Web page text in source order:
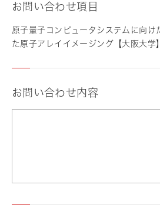
お問い合わせ項目
原子量子コンピュータシステムに向
た原子アレイイメージング【大阪大学】
お問い合わせ内容